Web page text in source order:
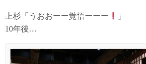
上杉「うおおーー覚悟ーーー
」
10年後…